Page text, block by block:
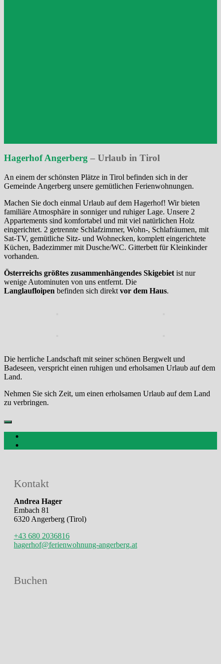
Hagerhof Angerberg – Urlaub in Tirol
An einem der schönsten Plätze in Tirol befinden sich in der
Gemeinde Angerberg unsere gemütlichen Ferienwohnungen.
Machen Sie doch einmal Urlaub auf dem Hagerhof! Wir bieten
familiäre Atmosphäre in sonniger und ruhiger Lage. Unsere 2
Appartements sind komfortabel und mit viel natürlichen Holz
eingerichtet. 2 getrennte Schlafzimmer, Wohn-, Schlafräumen, mit
Sat-TV, gemütliche Sitz- und Wohnecken, komplett eingerichtete
Küchen, Badezimmermit Dusche/WC. Gitterbett für Kleinkinder
vorhanden.
Österreichs größtes zusammenhängendes Skigebiet ist nur
wenige Autominuten von uns entfernt. Die
Langlaufloipen befinden sich direkt vor dem Haus.
Die herrliche Landschaft mit seiner schönen Bergwelt und
Badeseen, verspricht einen ruhigen und erholsamen Urlaub auf dem
Land.
Nehmen Sie sich Zeit, um einen erholsamen Urlaub auf dem Land
zu verbringen.
Kontakt
Andrea Hager
Embach 81
6320 Angerberg (Tirol)
+43 680 2036816
hagerhof@ferienwohnung-angerberg.at
Buchen